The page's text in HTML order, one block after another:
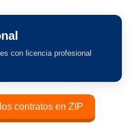
con licencia profesional
contratos en ZIP